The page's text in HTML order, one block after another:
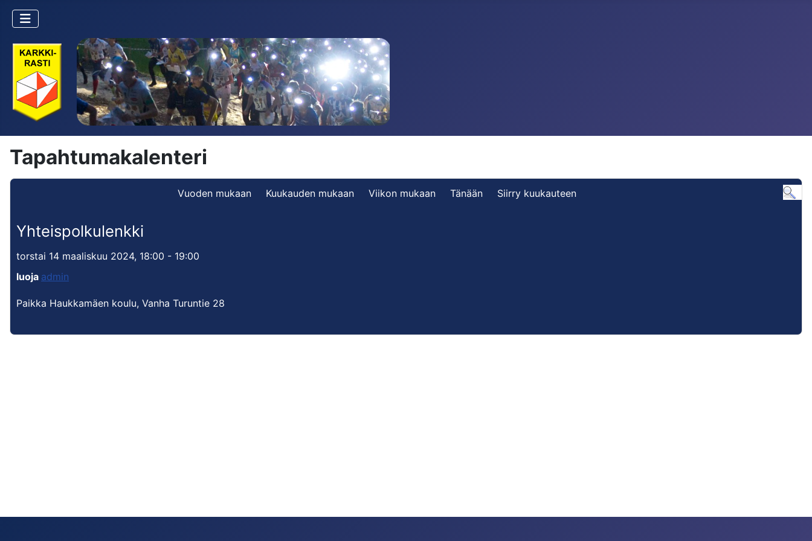
Tapahtumakalenteri
Vuoden mukaan Kuukauden mukaan Viikon mukaan Tänään Siirry kuukauteen
Yhteispolkulenkki
torstai 14 maaliskuu 2024, 18:00 - 19:00
luoja admin
Paikka Haukkamäen koulu, Vanha Turuntie 28